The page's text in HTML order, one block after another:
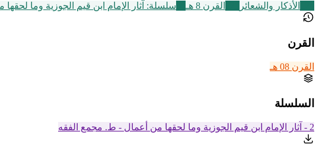
الأذكار والشعائر القرن 8 هـ سلسلة: آثار الإمام ابن قيم الجوزية وما
القرن
القرن 08 هـ
السلسلة
2 - آثار الإمام ابن قيم الجوزية وما لحقها من أعمال - ط. مجمع الفقه